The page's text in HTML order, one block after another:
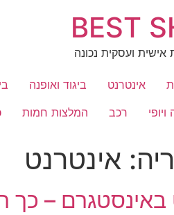
BEST
אישית ועסקית נכונה
אינטרנט ביגוד ואופנה
רכב המלצות חמות
אינטרנט
באינסטגרם – כך